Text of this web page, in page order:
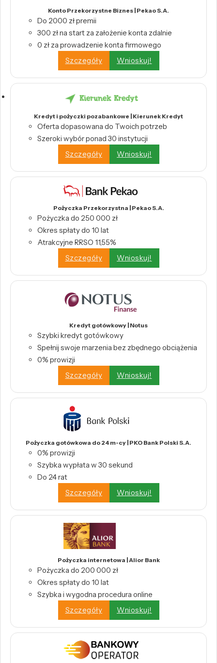
Konto Przekorzystne Biznes | Pekao S.A.
Do 2000 zł premii
300 zł na start za założenie konta zdalnie
0 zł za prowadzenie konta firmowego
Szczegóły
Wnioskuj!
Kredyt i pożyczki pozabankowe | Kierunek Kredyt
Oferta dopasowana do Twoich potrzeb
Szeroki wybór ponad 30 instytucji
Szczegóły
Wnioskuj!
Pożyczka Przekorzystna | Pekao S.A.
Pożyczka do 250 000 zł
Okres spłaty do 10 lat
Atrakcyjne RRSO 11,55%
Szczegóły
Wnioskuj!
Kredyt gotówkowy | Notus
Szybki kredyt gotówkowy
Spełnij swoje marzenia bez zbędnego obciążenia
0% prowizji
Szczegóły
Wnioskuj!
Pożyczka gotówkowa do 24 m-cy | PKO Bank Polski S.A.
0% prowizji
Szybka wypłata w 30 sekund
Do 24 rat
Szczegóły
Wnioskuj!
Pożyczka internetowa | Alior Bank
Pożyczka do 200 000 zł
Okres spłaty do 10 lat
Szybka i wygodna procedura online
Szczegóły
Wnioskuj!